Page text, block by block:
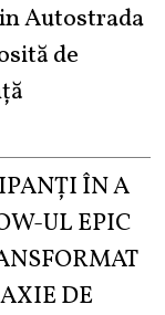
Autostrada
de
ÎN A
UL EPIC
DE